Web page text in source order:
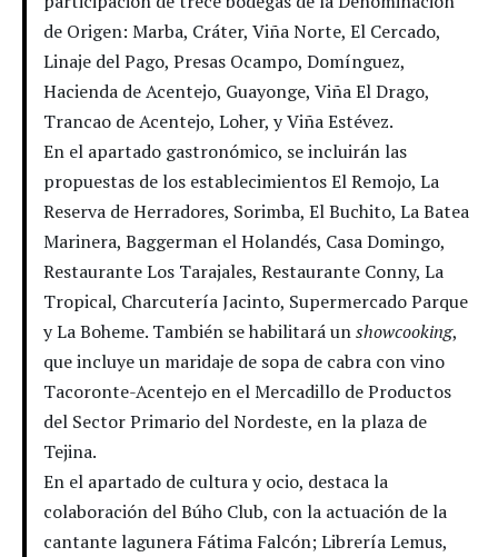
de Origen: Marba, Cráter, Viña Norte, El Cercado,
Linaje del Pago, Presas Ocampo, Domínguez,
Hacienda de Acentejo, Guayonge, Viña El Drago,
Trancao de Acentejo, Loher, y Viña Estévez.
En el apartado gastronómico, se incluirán las
propuestas de los establecimientos El Remojo, La
Reserva de Herradores, Sorimba, El Buchito, La Batea
Marinera, Baggerman el Holandés, Casa Domingo,
Restaurante Los Tarajales, Restaurante Conny, La
Tropical, Charcutería Jacinto, Supermercado Parque
y La Boheme. También se habilitará unshowcooking,
que incluye un maridaje de sopa de cabra con vino
Tacoronte-Acentejo en el Mercadillo de Productos
del Sector Primario del Nordeste, en la plaza de
Tejina.
En el apartado de cultura y ocio, destaca la
colaboración del Búho Club, con la actuación de la
cantante lagunera Fátima Falcón; Librería Lemus,